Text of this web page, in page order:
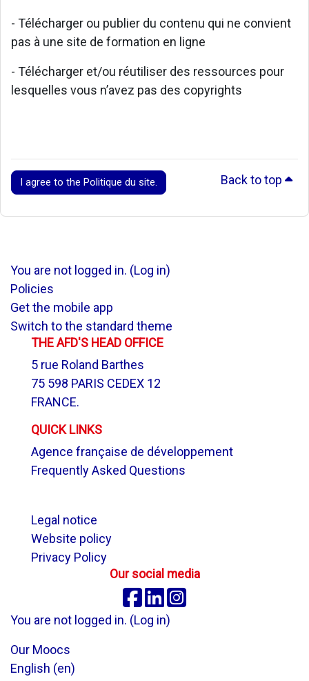
- Télécharger ou publier du contenu qui ne convient
pas à une site de formation en ligne
- Télécharger et/ou réutiliser des ressources pour
lesquelles vous n’avez pas des copyrights
I agree to the Politique du site. Back to top
You are not logged in. (Log in)
Policies
Get the mobile app
Switch to the standard theme
THE AFD'S HEAD OFFICE
5 rue Roland Barthes
75 598 PARIS CEDEX 12
FRANCE.
QUICK LINKS
Agence française de développement
Frequently Asked Questions
Legal notice
Website policy
Privacy Policy
Our social media
Facebook
Linkedin
You are not logged in. (Log in)
Our Moocs
English ‎(en)‎